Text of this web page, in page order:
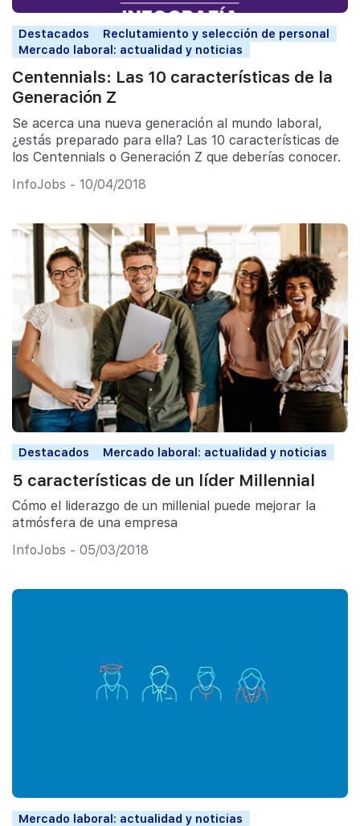
Destacados
Reclutamiento y selección de personal
Mercado laboral: actualidad y noticias
Centennials: Las 10 características de la
Generación Z
Se acerca una nueva generación al mundo laboral,
¿estás preparado para ella? Las 10 características de
los Centennials o Generación Z que deberías conocer.
InfoJobs - 10/04/2018
Destacados Mercado laboral: actualidad y noticias
5 características de un líder Millennial
Cómo el liderazgo de un millenial puede mejorar la
atmósfera de una empresa
InfoJobs - 05/03/2018
Mercado laboral: actualidad y noticias